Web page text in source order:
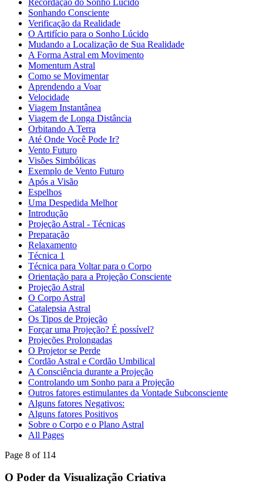
Sonhando Consciente
Verificação da Realidade
O Artifício para o Sonho Lúcido
Mudando a Localização de Sua Realidade
A Forma Astral em Movimento
Momentum Astral
Como se Movimentar
Aprendendo a Voar
Velocidade
Viagem Instantânea
Viagem de Longa Distância
Orbitando A Terra
Até Onde Você Pode Ir?
Vento Futuro
Visões Simbólicas
Exemplo de Vento Futuro
Após a Visão
Espelhos
Uma Despedida Melhor
Introdução
Projeção Astral - Técnicas
Preparação
Relaxamento
Técnica 1
Técnica para Voltar para o Corpo
Orientação para a Projeção Consciente
Projeção Astral
O Corpo Astral
Catalepsia Astral
Os Tipos de Projeção
Forçar uma Projeção? É possível?
Projeções Prolongadas
O Projetor se Perde
Cordão Astral e Cordão Umbilical
A Consciência durante a Projeção
Controlando um Sonho para a Projeção
Outros fatores estimulantes da Vontade Subconsciente
Alguns fatores Negativos:
Alguns fatores Positivos
Sobre o Corpo e o Plano Astral
All Pages
Page 8 of 114
O Poder da Visualização Criativa